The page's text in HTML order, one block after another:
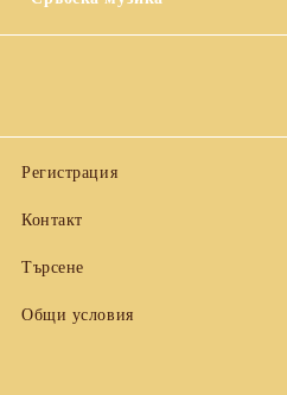
Регистрация
Контакт
Търсене
Общи условия